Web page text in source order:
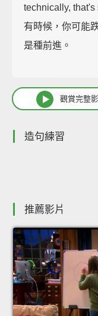
technically,
有時候，你可能
是種前進。
觀賞完整
造句練習
推薦影片